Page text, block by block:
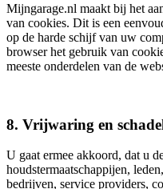
Mijngarage.nl maakt bij het
van cookies. Dit is een
op de harde schijf van uw
browser het gebruik van
meeste onderdelen van de
8. Vrijwaring en
U gaat ermee akkoord, dat u
houdstermaatschappijen,
bedrijven, service providers,